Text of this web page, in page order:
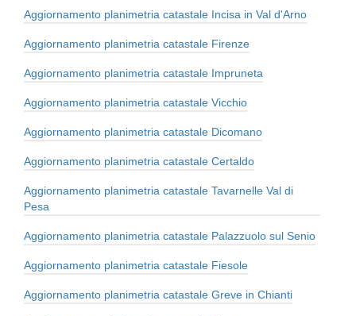
Aggiornamento planimetria catastale Incisa in Val d'Arno
Aggiornamento planimetria catastale Firenze
Aggiornamento planimetria catastale Impruneta
Aggiornamento planimetria catastale Vicchio
Aggiornamento planimetria catastale Dicomano
Aggiornamento planimetria catastale Certaldo
Aggiornamento planimetria catastale Tavarnelle Val di
Pesa
Aggiornamento planimetria catastale Palazzuolo sul Senio
Aggiornamento planimetria catastale Fiesole
Aggiornamento planimetria catastale Greve in Chianti